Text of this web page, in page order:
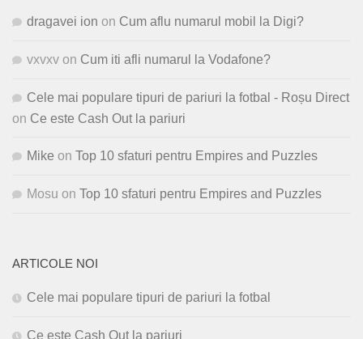
dragavei ion on Cum aflu numarul mobil la Digi?
vxvxv on Cum iti afli numarul la Vodafone?
Cele mai populare tipuri de pariuri la fotbal - Roșu Direct
on Ce este Cash Out la pariuri
Mike on Top 10 sfaturi pentru Empires and Puzzles
Mosu on Top 10 sfaturi pentru Empires and Puzzles
ARTICOLE NOI
Cele mai populare tipuri de pariuri la fotbal
Ce este Cash Out la pariuri